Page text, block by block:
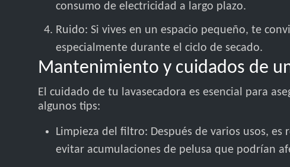
consumo de electricidad a largo plazo.
Ruido: Si vives en un espacio pequeño, te
especialmente durante el ciclo de secado.
Mantenimiento y cuidados de
El cuidado de tu lavasecadora es esencial para
algunos tips:
Limpieza del filtro: Después de varios usos,
evitar acumulaciones de pelusa que podrían